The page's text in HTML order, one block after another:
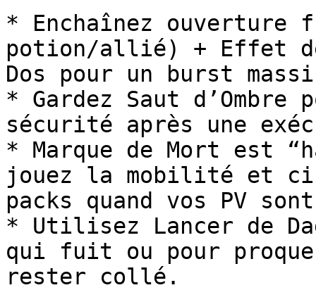
* Enchaînez
potion/allié) + Effet
Dos pour un burst
* Gardez Saut
sécurité après une
* Marque de Mort est
jouez la mobilité et
packs quand vos PV
* Utilisez Lancer de
qui fuit ou pour
rester collé.